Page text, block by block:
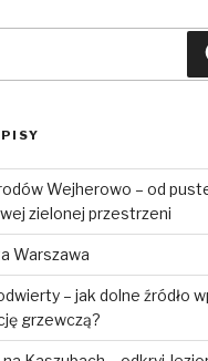
Wejherowo – od
zielonej przestrzeni
Warszawa
– jak dolne źródło
grzewczą?